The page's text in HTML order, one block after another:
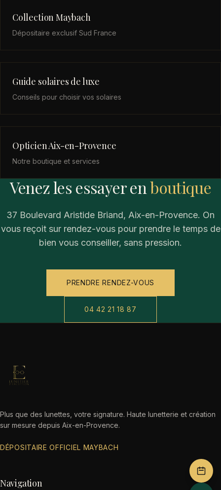
Collection Maybach
Dépositaire exclusif Sud France
Guide solaires de luxe
Conseils pour choisir vos solaires
Opticien Aix-en-Provence
Notre boutique et services
Venez les essayer enboutique
37 Boulevard Aristide Briand, Aix-en-Provence. On
vous reçoit sur rendez-vous pour prendre le temps de
bien vous conseiller, sans pression.
PRENDRE RENDEZ-VOUS
04 42 21 18 87
Plus que des lunettes, votre signature. Haute lunetterie et création
sur mesure depuis Aix-en-Provence.
DÉPOSITAIRE OFFICIEL MAYBACH
Navigation